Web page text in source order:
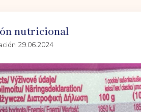
nutricional
29.06.2024